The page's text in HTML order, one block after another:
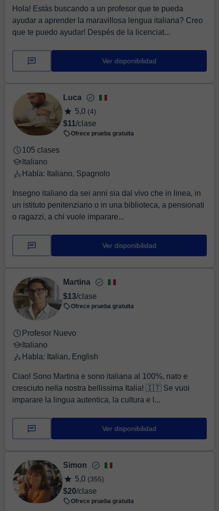
Hola! Estás buscando a un profesor que te pueda
ayudar a aprender la maravillosa lengua italiana? Creo
que te puedo ayudar! Despés de la licenciat...
Ver disponibilidad
Luca
5,0 (4)
$11/clase
Ofrece prueba gratuita
105 clases
Italiano
Habla: Italiano, Spagnolo
Insegno italiano da sei anni sia dal vivo che in linea, in
un istituto penitenziario o in una biblioteca, a pensionati
o ragazzi, a chi vuole imparare...
Ver disponibilidad
Martina
$13/clase
Ofrece prueba gratuita
Profesor Nuevo
Italiano
Habla: Italian, English
Ciao! Sono Martina e sono italiana al 100%, nato e
cresciuto nella nostra bellissima Italia! 🇮🇹 Se vuoi
imparare la lingua autentica, la cultura e l...
Ver disponibilidad
Simon
5,0 (355)
$20/clase
Ofrece prueba gratuita